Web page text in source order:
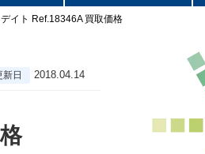
イト Ref.18346A 買取価格
日 2018.04.14